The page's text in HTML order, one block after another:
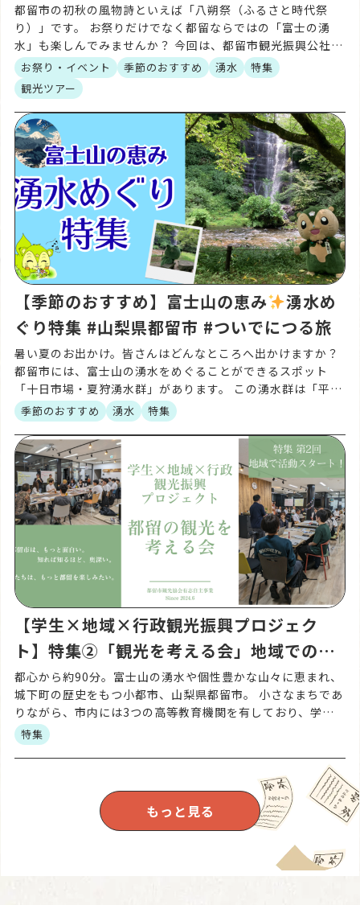
都留市の初秋の風物詩といえば「八朔祭（ふるさと時代祭
り）」です。 お祭りだけでなく都留ならではの「富士の湧
水」も楽しんでみませんか？ 今回は、都留市観光振興公社企
画のふるさと時代祭りツアーをご紹介します。 ご予約は都留
市 […]
お祭り・イベント 季節のおすすめ 湧水
特集
観光ツアー
【季節のおすすめ】富士山の恵み
湧水め
ぐり特集 #山梨県都留市 #ついでにつる旅
暑い夏のお出かけ。皆さんはどんなところへ出かけますか？
都留市には、富士山の湧水をめぐることができるスポット
「十日市場・夏狩湧水群」があります。 この湧水群は「平成
の名水百選」にも選ばれており、富士山の伏流水が長い年月
を […]
季節のおすすめ 湧水 特集
【学生×地域×行政観光振興プロジェク
ト】特集②「観光を考える会」地域での活
動がスタート
都心から約90分。富士山の湧水や個性豊かな山々に恵まれ、
城下町の歴史をもつ小都市、山梨県都留市。 小さなまちであ
りながら、市内には3つの高等教育機関を有しており、学園
都市でもあります。 そんな都留市で生まれた、「都留市を
[…]
特集
もっと見る